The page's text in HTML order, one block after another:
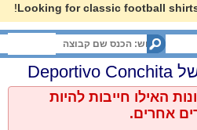
Looking for classic football
Deportivo Conchita
האילו חייבות להיות
אחרים.